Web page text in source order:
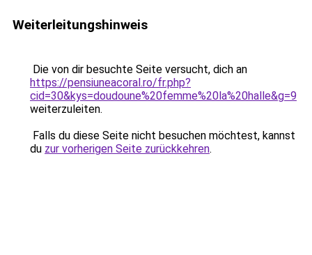
Weiterleitungshinweis
Die von dir besuchte Seite versucht, dich an
https://pensiuneacoral.ro/fr.php?
cid=30&kys=doudoune%20femme%20la%20halle&g=9
weiterzuleiten.
Falls du diese Seite nicht besuchen möchtest, kannst
du zur vorherigen Seite zurückkehren.